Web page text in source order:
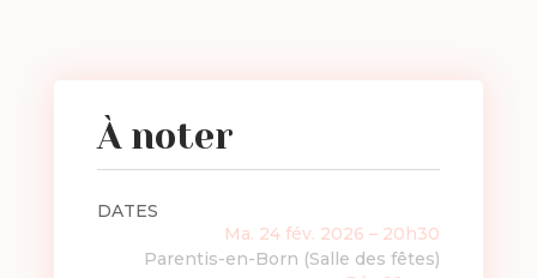
À noter
DATES
Ma. 24 fév. 2026 – 20h30
Parentis-en-Born (Salle des fêtes)